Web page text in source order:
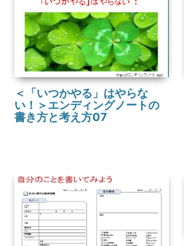
＜「いつかやる」はやらな
い！＞エンディングノートの
書き方と考え方07